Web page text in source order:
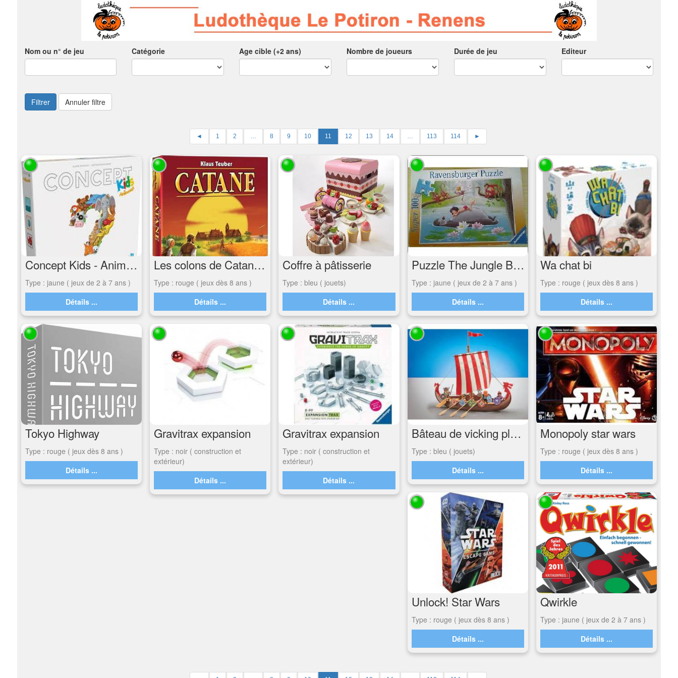
Nom ou n° de jeu Catégorie Age cible (+2 ans) Nombre de joueurs Durée de jeu Editeur
Filtrer Annuler filtre
◄ 1 2 … 8 9 10 11 12 13 14 … 113 114 ►
Concept Kids - Animaux
Type : jaune ( jeux de 2 à 7 ans )
Détails ...
Les colons de Catane, le jeu de base
Type : rouge ( jeux dès 8 ans )
Détails ...
Coffre à pâtisserie
Type : bleu ( jouets)
Détails ...
Puzzle The Jungle Book
Type : jaune ( jeux de 2 à 7 ans )
Détails ...
Wa chat bi
Type : rouge ( jeux dès 8 ans )
Détails ...
Tokyo Highway
Type : rouge ( jeux dès 8 ans )
Détails ...
Gravitrax expansion
Type : noir ( construction et
extérieur)
Détails ...
Gravitrax expansion
Type : noir ( construction et
extérieur)
Détails ...
Bâteau de vicking playmobil
Type : bleu ( jouets)
Détails ...
Monopoly star wars
Type : rouge ( jeux dès 8 ans )
Détails ...
Unlock! Star Wars
Type : rouge ( jeux dès 8 ans )
Détails ...
Qwirkle
Type : jaune ( jeux de 2 à 7 ans )
Détails ...